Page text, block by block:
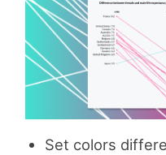
Set colors